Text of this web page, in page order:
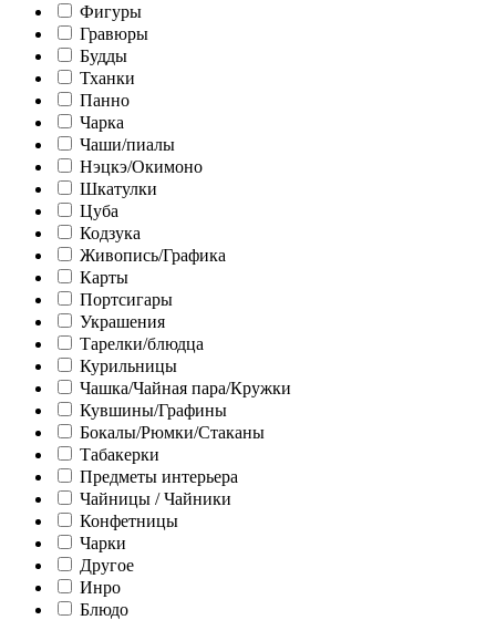
Фигуры
Гравюры
Будды
Тханки
Панно
Чарка
Чаши/пиалы
Нэцкэ/Окимоно
Шкатулки
Цуба
Кодзука
Живопись/Графика
Карты
Портсигары
Украшения
Тарелки/блюдца
Курильницы
Чашка/Чайная пара/Кружки
Кувшины/Графины
Бокалы/Рюмки/Стаканы
Табакерки
Предметы интерьера
Чайницы / Чайники
Конфетницы
Чарки
Другое
Инро
Блюдо